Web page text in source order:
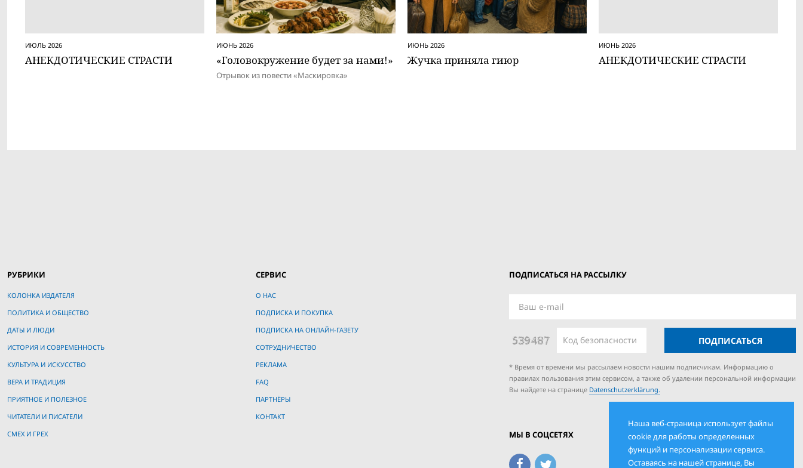
ИЮЛЬ 2026
АНЕКДОТИЧЕСКИЕ СТРАСТИ
ИЮНЬ 2026
«Головокружение будет за нами!»
Отрывок из повести «Маскировка»
ИЮНЬ 2026
Жучка приняла гиюр
ИЮНЬ 2026
АНЕКДОТИЧЕСКИЕ СТРАСТИ
РУБРИКИ
КОЛОНКА ИЗДАТЕЛЯ
ПОЛИТИКА И ОБЩЕСТВО
ДАТЫ И ЛЮДИ
ИСТОРИЯ И СОВРЕМЕННОСТЬ
КУЛЬТУРА И ИСКУССТВО
ВЕРА И ТРАДИЦИЯ
ПРИЯТНОЕ И ПОЛЕЗНОЕ
ЧИТАТЕЛИ И ПИСАТЕЛИ
СМЕХ И ГРЕХ
СЕРВИС
О НАС
ПОДПИСКА И ПОКУПКА
ПОДПИСКА НА ОНЛАЙН-ГАЗЕТУ
СОТРУДНИЧЕСТВО
РЕКЛАМА
FAQ
ПАРТНЁРЫ
КОНТАКТ
ПОДПИСАТЬСЯ НА РАССЫЛКУ
ПОДПИСАТЬСЯ
* Время от времени мы рассылаем новости нашим подписчикам. Информацию о
правилах пользования этим сервисом, а также об удалении персональной информации
Вы найдете на странице Datenschutzerklärung.
МЫ В СОЦСЕТЯХ
Наша веб-страница использует файлы
cookie для работы определенных
функций и персонализации сервиса.
Оставаясь на нашей странице, Вы